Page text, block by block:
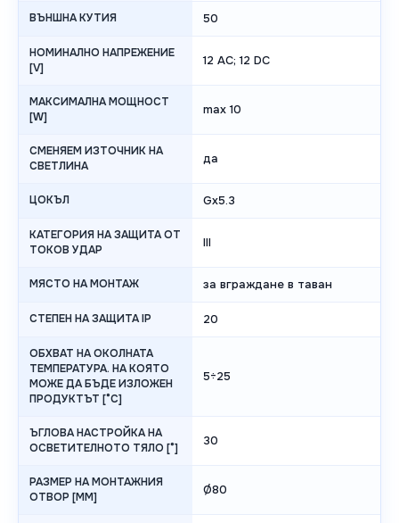
ВЪНШНА КУТИЯ 50
НОМИНАЛНО НАПРЕЖЕНИЕ
[V]
12 AC; 12 DC
МАКСИМАЛНА МОЩНОСТ
[W]
max 10
СМЕНЯЕМ ИЗТОЧНИК НА
СВЕТЛИНА
да
ЦОКЪЛ Gx5.3
КАТЕГОРИЯ НА ЗАЩИТА ОТ
ТОКОВ УДАР
III
МЯСТО НА МОНТАЖ за вграждане в таван
СТЕПЕН НА ЗАЩИТА IP 20
ОБХВАТ НА ОКОЛНАТА
ТЕМПЕРАТУРА. НА КОЯТО
МОЖЕ ДА БЪДЕ ИЗЛОЖЕН
ПРОДУКТЪТ [°C]
5÷25
ЪГЛОВА НАСТРОЙКА НА
ОСВЕТИТЕЛНОТО ТЯЛО [°]
30
РАЗМЕР НА МОНТАЖНИЯ
ОТВОР [MM]
Ø80